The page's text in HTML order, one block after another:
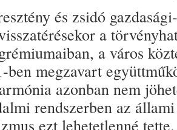
és zsidó
a
a város
ben megzavart
azonban nem
rendszerben az
ezt lehetetlenné tette.